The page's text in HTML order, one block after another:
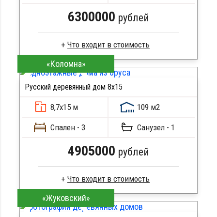
6300000 рублей
Профилированный брус
Стропила, балки 50х200 мм
Кровля металлочерепица
Метизы, саморезы, гвозди
Сборка на березовые нагеля, джут
Металлические сваи 108 диаметр
ПОДРОБНЕЕ
«Коломна»
Русский деревянный дом 8х15
8,7х15 м 109 м2
Спален - 3 Санузел - 1
4905000 рублей
Брус естественной влажности
Стропила, балки 50х200 мм
«Жуковский»